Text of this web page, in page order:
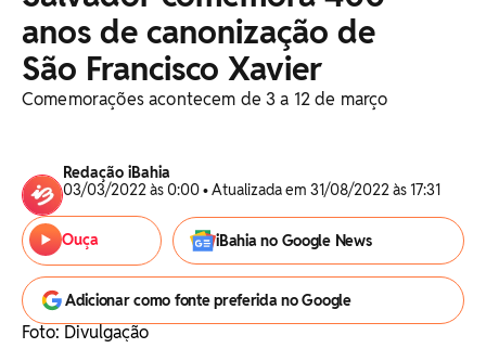
anos de canonização de
São Francisco Xavier
Comemorações acontecem de 3 a 12 de março
Redação iBahia
03/03/2022 às 0:00 • Atualizada em 31/08/2022 às 17:31
Ouça iBahia no Google News
Adicionar como fonte preferida no Google
Foto: Divulgação